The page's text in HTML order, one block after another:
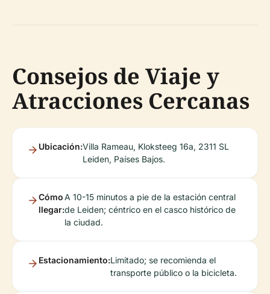
Consejos de Viaje y
Atracciones Cercanas
Ubicación:Villa Rameau, Kloksteeg 16a, 2311 SL
Leiden, Países Bajos.
Cómo
llegar:
A 10-15 minutos a pie de la estación central
de Leiden; céntrico en el casco histórico de
la ciudad.
Estacionamiento:Limitado; se recomienda el
transporte público o la bicicleta.